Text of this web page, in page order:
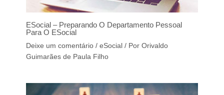
ESocial – Preparando O Departamento Pessoal
Para O ESocial
Deixe um comentário / eSocial/ Por Orivaldo
Guimarães de Paula Filho